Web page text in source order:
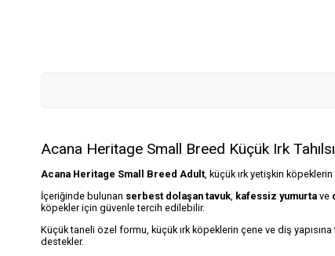
Acana Heritage Small Breed Küçük Irk
Acana Heritage Small Breed Adult, küçük ırk yetişkin
İçeriğinde bulunan serbest dolaşan tavuk kafessiz yumurta ve
köpekler için güvenle tercih edilebilir.
Küçük taneli özel formu, küçük ırk köpeklerin çene ve diş
destekler.